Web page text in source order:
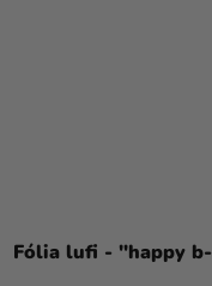
Fólia lufi - "happy